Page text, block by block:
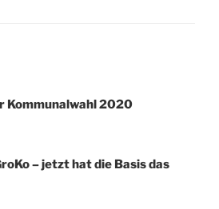
Kommunalwahl 2020
– jetzt hat die Basis das